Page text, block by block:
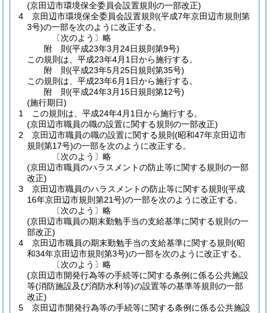
(京田辺市環境保全委員会設置規則の一部改正)
4
京田辺市環境保全委員会設置規則 (平成7年京田辺市規則第
3号)の一部を次のように改正する。
〔次のよう〕略
附 則(平成23年3月24日規則第9号)
この規則は、平成23年4月1日から施行する。
附 則(平成23年5月25日規則第35号)
この規則は、平成23年6月1日から施行する。
附 則(平成24年3月15日規則第12号)
(施行期日)
1
この規則は、平成24年4月1日から施行する。
(京田辺市職員の職の設置に関する規則の一部改正)
2
京田辺市職員の職の設置に関する規則 (昭和47年京田辺市
規則第17号)の一部を次のように改正する。
〔次のよう〕略
(京田辺市職員のハラスメントの防止等に関する規則の一部
改正)
3
京田辺市職員のハラスメントの防止等に関する規則 (平成
16年京田辺市規則第21号)の一部を次のように改正する。
〔次のよう〕略
(京田辺市職員の期末勤勉手当の支給基準に関する規則の一
部改正)
4
京田辺市職員の期末勤勉手当の支給基準に関する規則 (昭
和34年京田辺市規則第3号)の一部を次のように改正する。
〔次のよう〕略
(京田辺市開発行為等の手続等に関する条例に係る公共施設
等(消防施設及び消防水利等)の設置等の基準等規則の一部
改正)
5
京田辺市開発行為等の手続等に関する条例に係る公共施設